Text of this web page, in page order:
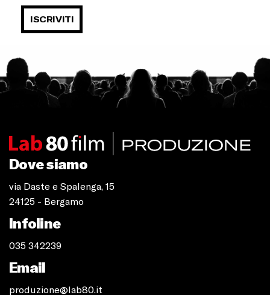
ISCRIVITI
Dove siamo
via Daste e Spalenga, 15
24125 - Bergamo
Infoline
035 342239
Email
produzione@lab80.it